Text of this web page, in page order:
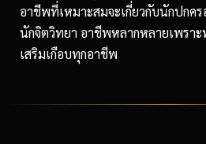
อาชีพที่เหมาะสมจะเกี่ยวกับนักปกคร
นักจิตวิทยา อาชีพหลากหลายเพราะ
เสริมเกือบทุกอาชีพ